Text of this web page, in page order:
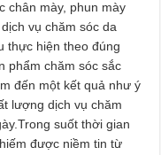
chân mày, phun mày
vụ chăm sóc da
thực hiện theo đúng
phẩm chăm sóc sắc
đến một kết quả như ý
lượng dịch vụ chăm
suốt thời gian
được niềm tin từ